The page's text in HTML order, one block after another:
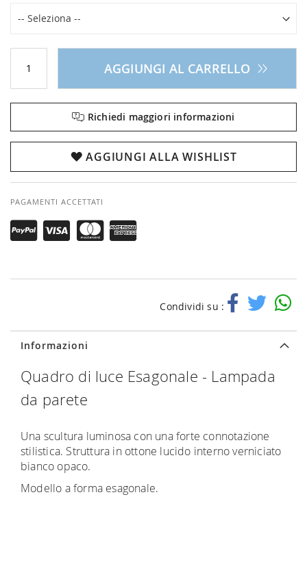
AGGIUNGI AL CARRELLO
Richiedi maggiori informazioni
AGGIUNGI ALLA WISHLIST
PAGAMENTI ACCETTATI
Condividi su :
Informazioni
Quadro di luce Esagonale - Lampada
da parete
Una scultura luminosa con una forte connotazione
stilistica. Struttura in ottone lucido interno verniciato
bianco opaco.
Modello a forma esagonale.